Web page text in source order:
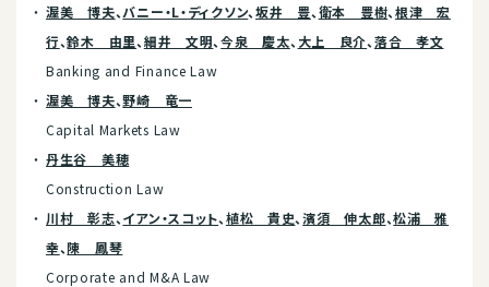
渥美 博夫、バニー・L・ディクソン、坂井 豊、衛本 豊樹、根津 宏
行、鈴木 由里、細井 文明、今泉 慶太、 大上 良介、落合 孝文
Banking and Finance Law
渥美 博夫、野崎 竜一
Capital Markets Law
丹生谷 美穂
Construction Law
川村 彰志、イアン・スコット、植松 貴史、濱須 伸太郎、松浦 雅
幸、陳 鳳琴
Corporate and M&A Law